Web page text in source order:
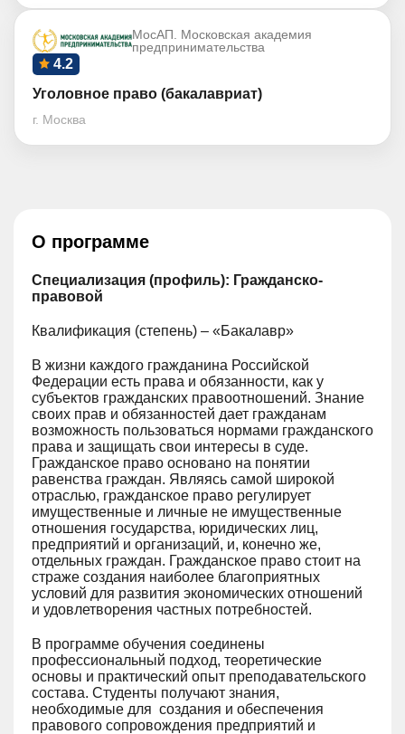
МосАП. Московская академия
предпринимательства
4.2
Уголовное право (бакалавриат)
г. Москва
О программе
Специализация (профиль): Гражданско-
правовой
Квалификация (степень) – «Бакалавр»
В жизни каждого гражданина Российской
Федерации есть права и обязанности, как у
субъектов гражданских правоотношений. Знание
своих прав и обязанностей дает гражданам
возможность пользоваться нормами гражданского
права и защищать свои интересы в суде.
Гражданское право основано на понятии
равенства граждан. Являясь самой широкой
отраслью, гражданское право регулирует
имущественные и личные не имущественные
отношения государства, юридических лиц,
предприятий и организаций, и, конечно же,
отдельных граждан. Гражданское право стоит на
страже создания наиболее благоприятных
условий для развития экономических отношений
и удовлетворения частных потребностей.
В программе обучения соединены
профессиональный подход, теоретические
основы и практический опыт преподавательского
состава. Студенты получают знания,
необходимые для создания и обеспечения
правового сопровождения предприятий и